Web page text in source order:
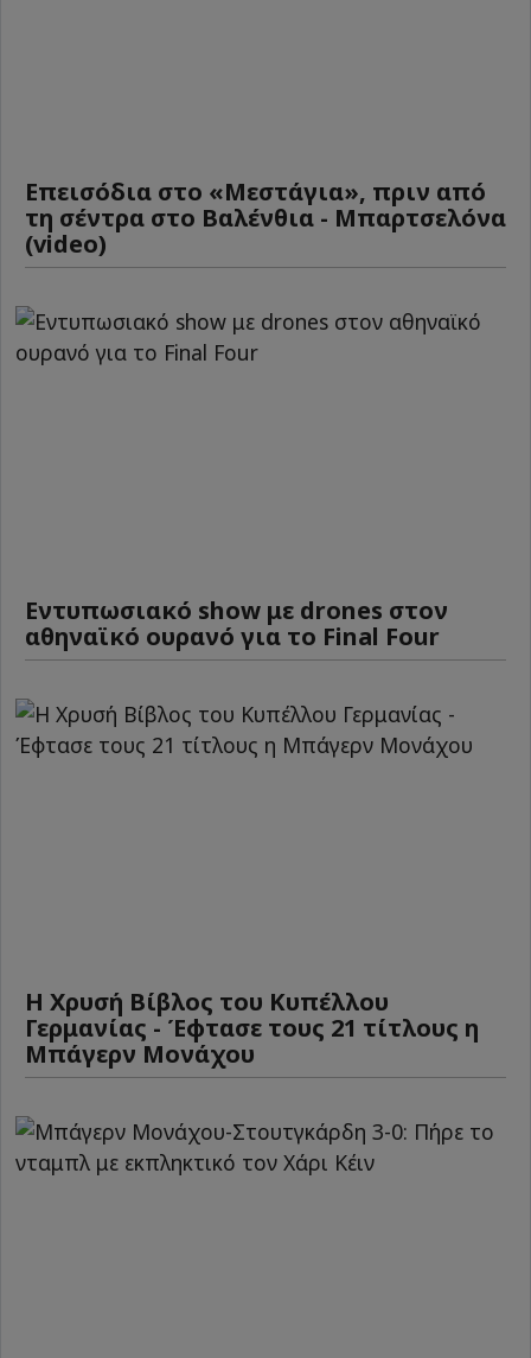
Επεισόδια στο «Μεστάγια», πριν από
τη σέντρα στο Βαλένθια - Μπαρτσελόνα
(video)
Εντυπωσιακό show με drones στον
αθηναϊκό ουρανό για το Final Four
Η Χρυσή Βίβλος του Κυπέλλου
Γερμανίας - Έφτασε τους 21 τίτλους η
Μπάγερν Μονάχου